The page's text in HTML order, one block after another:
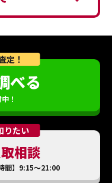
定！
べる
！
りたい
相談
間】9:15～21:00